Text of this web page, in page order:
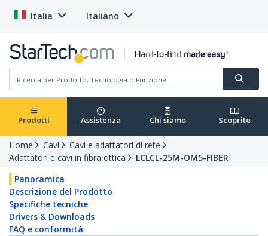
Italia Italiano
Prodotti Assistenza Chi siamo Scoprite
Home Cavi
Cavi e adattatori di rete
Adattatori e cavi in fibra ottica
LCLCL-25M-OM5-FIBER
Panoramica
Descrizione del Prodotto
Specifiche tecniche
Drivers & Downloads
FAQ e conformità